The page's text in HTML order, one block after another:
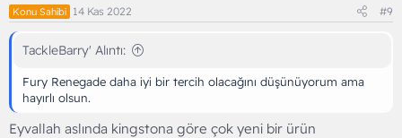
Konu Sahibi 14 Kas 2022 #9
TackleBarry' Alıntı:
Fury Renegade daha iyi bir tercih olacağını düşünüyorum ama
hayırlı olsun.
Eyvallah aslında kingstona göre çok yeni bir ürün